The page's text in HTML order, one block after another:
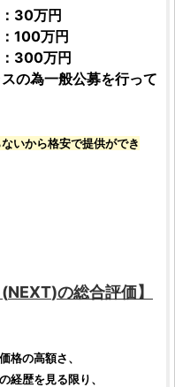
30万円
100万円
300万円
の為一般公募を行って
いから格安で提供ができ
(NEXT)の総合評価】
格の高額さ、
の経歴を見る限り、